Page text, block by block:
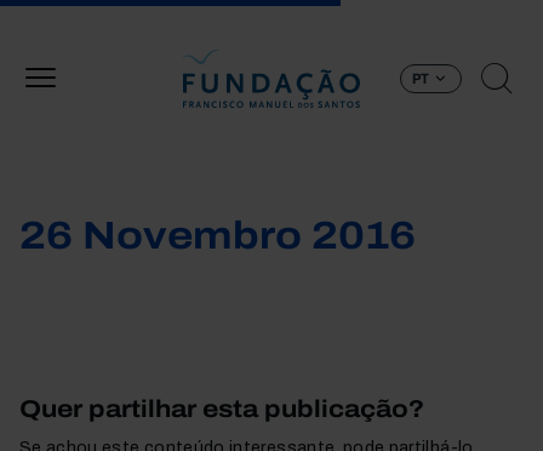
PT
26 Novembro 2016
Quer partilhar esta publicação?